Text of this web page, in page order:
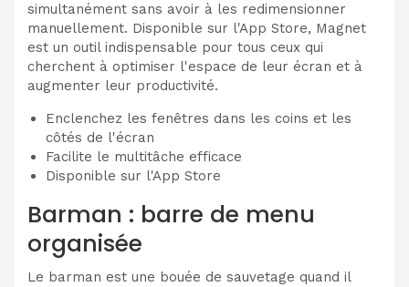
simultanément sans avoir à les redimensionner
manuellement. Disponible sur l'App Store, Magnet
est un outil indispensable pour tous ceux qui
cherchent à optimiser l'espace de leur écran et à
augmenter leur productivité.
Enclenchez les fenêtres dans les coins et les
côtés de l'écran
Facilite le multitâche efficace
Disponible sur l'App Store
Barman : barre de menu
organisée
Le barman est une bouée de sauvetage quand il